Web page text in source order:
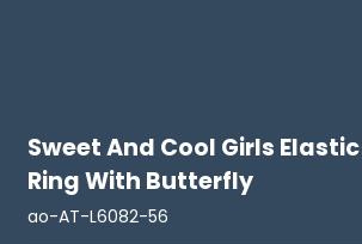
Sweet And Cool Girls
Ring With Butterfly
ao-AT-L6082-56